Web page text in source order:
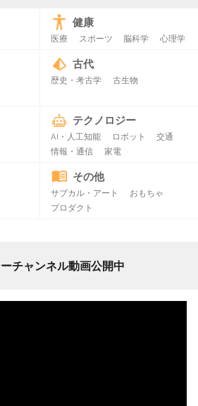
健康
医療 スポーツ 脳科学 心理学
古代
歴史・考古学 古生物
テクノロジー
AI・人工知能 ロボット
交通
情報・通信
家電
その他
サブカル・アート
おもちゃ
プロダクト
チャンネル動画公開中